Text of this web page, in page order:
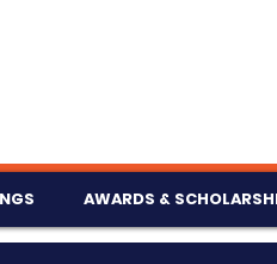
AWARDS &